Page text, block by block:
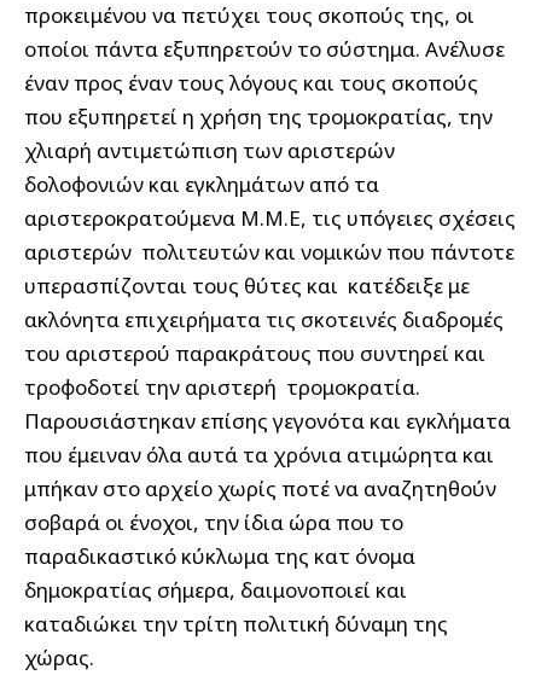
προκειμένου να πετύχει τους σκοπούς της, οι
οποίοι πάντα εξυπηρετούν το σύστημα. Ανέλυσε
έναν προς έναν τους λόγους και τους σκοπούς
που εξυπηρετεί η χρήση της τρομοκρατίας, την
χλιαρή αντιμετώπιση των αριστερών
δολοφονιών και εγκλημάτων από τα
αριστεροκρατούμενα Μ.Μ.Ε, τις υπόγειες σχέσεις
αριστερών πολιτευτών και νομικών που πάντοτε
υπερασπίζονται τους θύτες και κατέδειξε με
ακλόνητα επιχειρήματα τις σκοτεινές διαδρομές
του αριστερού παρακράτους που συντηρεί και
τροφοδοτεί την αριστερή τρομοκρατία.
Παρουσιάστηκαν επίσης γεγονότα και εγκλήματα
που έμειναν όλα αυτά τα χρόνια ατιμώρητα και
μπήκαν στο αρχείο χωρίς ποτέ να αναζητηθούν
σοβαρά οι ένοχοι, την ίδια ώρα που το
παραδικαστικό κύκλωμα της κατ όνομα
δημοκρατίας σήμερα, δαιμονοποιεί και
καταδιώκει την τρίτη πολιτική δύναμη της
χώρας.